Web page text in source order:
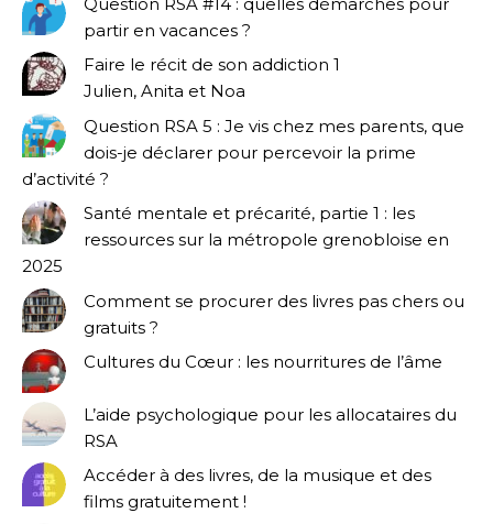
partir en vacances ?
Faire le récit de son addiction 1
Julien, Anita et Noa
Question RSA 5 : Je vis chez mes parents, que
dois-je déclarer pour percevoir la prime
d’activité ?
Santé mentale et précarité, partie 1 : les
ressources sur la métropole grenobloise en
2025
Comment se procurer des livres pas chers ou
gratuits ?
Cultures du Cœur : les nourritures de l’âme
L’aide psychologique pour les allocataires du
RSA
Accéder à des livres, de la musique et des
films gratuitement !